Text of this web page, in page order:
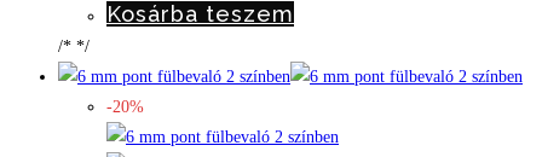
Kosárba teszem
/* */
-20%